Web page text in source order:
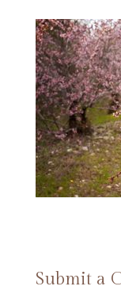
Submit a